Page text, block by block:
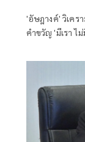
'อัษฎางค์' วิเค
คำขวัญ 'มีเรา ไม่มีเทา' เป็นเพียงคำขวัญที่ใช้ตรวจสอบฝ่ายอื่น
ซ้ำในหลายรูปแ
กล่าวหาทางก
ความผิดส่วนบุ